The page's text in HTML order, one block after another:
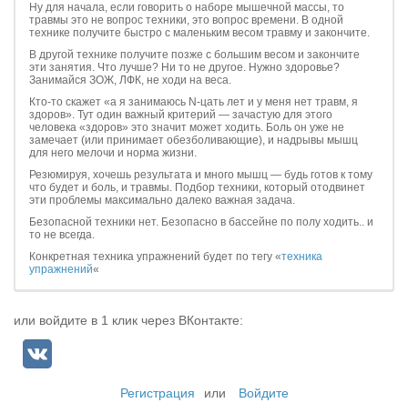
Ну для начала, если говорить о наборе мышечной массы, то
травмы это не вопрос техники, это вопрос времени. В одной
технике получите быстро с маленьким весом травму и закончите.
В другой технике получите позже с большим весом и закончите
эти занятия. Что лучше? Ни то не другое. Нужно здоровье?
Занимайся ЗОЖ, ЛФК, не ходи на веса.
Кто-то скажет «а я занимаюсь N-цать лет и у меня нет травм, я
здоров». Тут один важный критерий — зачастую для этого
человека «здоров» это значит может ходить. Боль он уже не
замечает (или принимает обезболивающие), и надрывы мышц
для него мелочи и норма жизни.
Резюмируя, хочешь результата и много мышц — будь готов к тому
что будет и боль, и травмы. Подбор техники, который отодвинет
эти проблемы максимально далеко важная задача.
Безопасной техники нет. Безопасно в бассейне по полу ходить.. и
то не всегда.
Конкретная техника упражнений будет по тегу «техника
упражнений«
или войдите в 1 клик через ВКонтакте:
Регистрация или Войдите